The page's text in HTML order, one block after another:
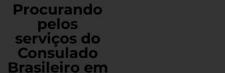
Procurando
pelos
serviços do
Consulado
Brasileiro em